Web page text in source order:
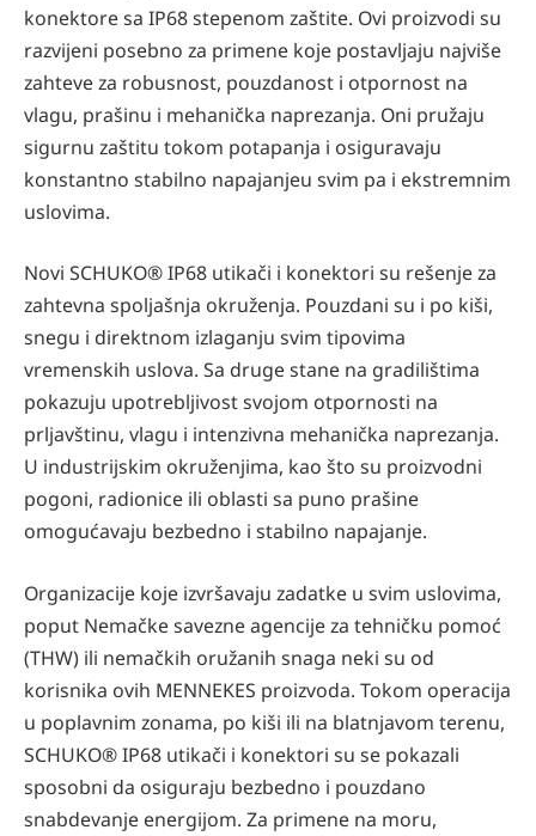
konektore sa IP68 stepenom zaštite. Ovi proizvodi su
razvijeni posebno za primene koje postavljaju najviše
zahteve za robusnost, pouzdanost i otpornost na
vlagu, prašinu i mehanička naprezanja. Oni pružaju
sigurnu zaštitu tokom potapanja i osiguravaju
konstantno stabilno napajanjeu svim pa i ekstremnim
uslovima.
Novi SCHUKO® IP68 utikači i konektori su rešenje za
zahtevna spoljašnja okruženja. Pouzdani su i po kiši,
snegu i direktnom izlaganju svim tipovima
vremenskih uslova. Sa druge stane na gradilištima
pokazuju upotrebljivost svojom otpornosti na
prljavštinu, vlagu i intenzivna mehanička naprezanja.
U industrijskim okruženjima, kao što su proizvodni
pogoni, radionice ili oblasti sa puno prašine
omogućavaju bezbedno i stabilno napajanje.
Organizacije koje izvršavaju zadatke u svim uslovima,
poput Nemačke savezne agencije za tehničku pomoć
(THW) ili nemačkih oružanih snaga neki su od
korisnika ovih MENNEKES proizvoda. Tokom operacija
u poplavnim zonama, po kiši ili na blatnjavom terenu,
SCHUKO® IP68 utikači i konektori su se pokazali
sposobni da osiguraju bezbedno i pouzdano
snabdevanje energijom. Za primene na moru,